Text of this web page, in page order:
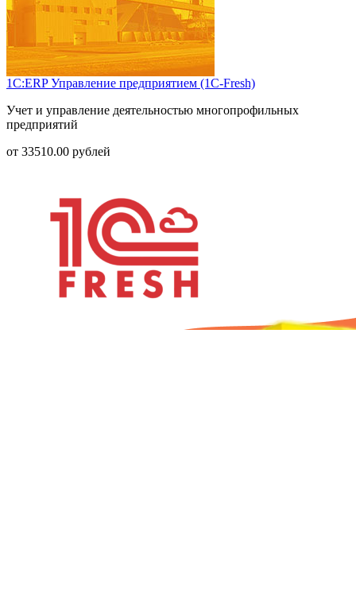
1С:ERP Управление предприятием (1С-Fresh)
Учет и управление деятельностью многопрофильных
предприятий
от 33510.00 рублей